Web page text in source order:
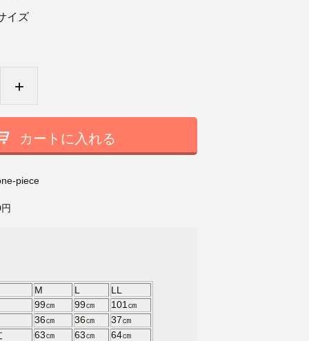
イズ
+
カートに入れる
piece
M L
LL
99㎝
99㎝
101㎝
36㎝
36㎝
37㎝
63㎝ 63㎝
64㎝